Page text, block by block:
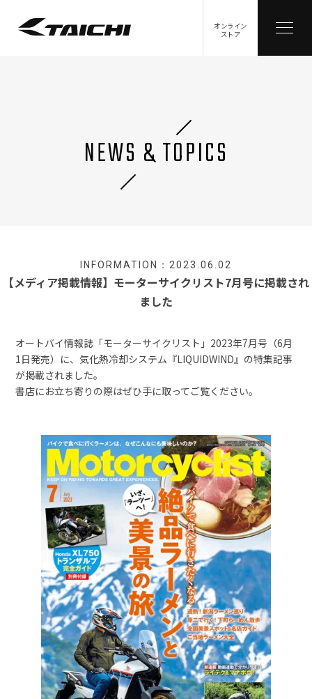
オンライン
ストア
NEWS & TOPICS
INFORMATION：2023.06.02
【メディア掲載情報】モーターサイクリスト7月号に掲載され
ました
オートバイ情報誌「モーターサイクリスト」2023年7月号（6月
1日発売）に、気化熱冷却システム『LIQUIDWIND』の特集記事
が掲載されました。
書店にお立ち寄りの際はぜひ手に取ってご覧ください。